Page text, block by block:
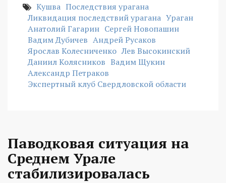
Кушва Последствия урагана
Ликвидация последствий урагана Ураган
Анатолий Гагарин Сергей Новопашин
Вадим Дубичев Андрей Русаков
Ярослав Колесниченко Лев Высокинский
Даниил Колясников Вадим Щукин
Александр Петраков
Экспертный клуб Свердловской области
Паводковая ситуация на
Среднем Урале
стабилизировалась